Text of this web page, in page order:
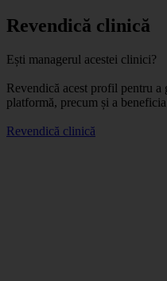
Revendică clinică
Ești managerul acestei clinici?
Revendică acest profil pentru
platformă, precum și a
Revendică clinică